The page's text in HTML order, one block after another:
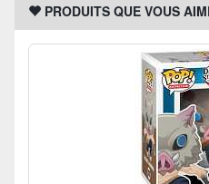
PRODUITS QUE VOUS